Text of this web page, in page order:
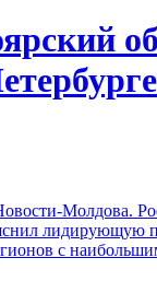
Молдова.
лидирующую
с